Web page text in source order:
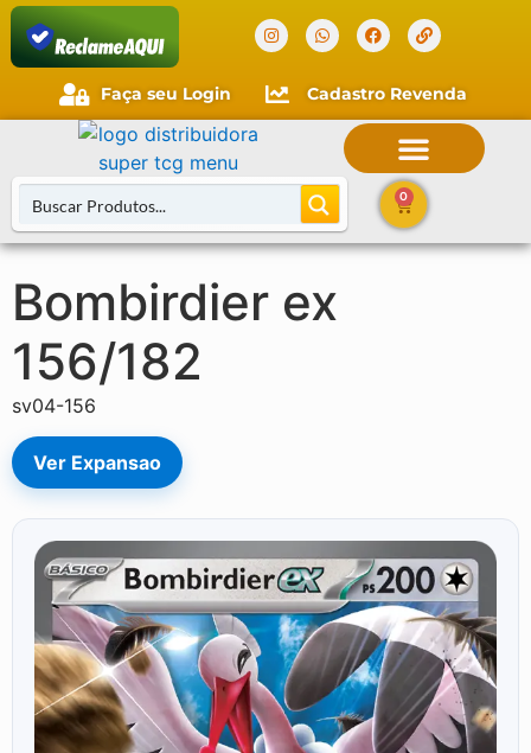
Verificada por
Faça seu Login Cadastro Revenda
0
Bombirdier ex
156/182
sv04-156
Ver Expansao